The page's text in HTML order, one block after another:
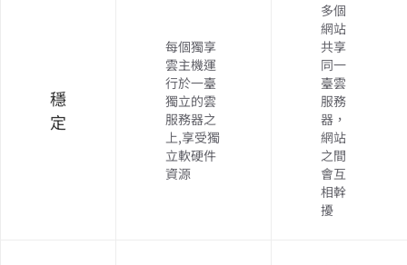
穩
定
每個獨享
雲主機運
行於一臺
獨立的雲
服務器之
上,享受獨
立軟硬件
資源
多個
網站
共享
同一
臺雲
服務
器，
網站
之間
會互
相幹
擾